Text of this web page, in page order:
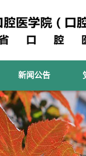
新闻公告